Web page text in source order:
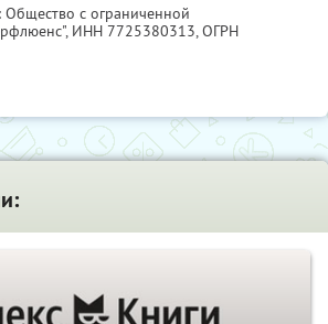
Общество с ограниченной
ИНН 7725380313, ОГРН